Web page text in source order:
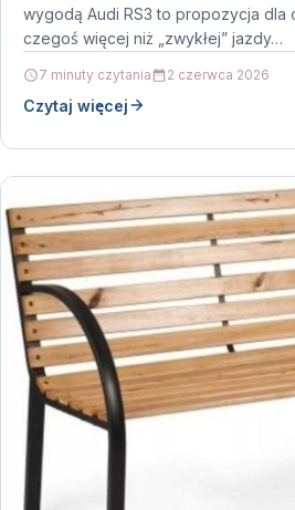
wygodą Audi RS3 to propozycja dla
czegoś więcej niż „zwykłej” jazdy…
7 minuty czytania 2 czerwca 2026
Czytaj więcej